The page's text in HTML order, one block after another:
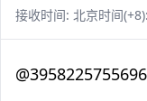
接收时间: 北京时间